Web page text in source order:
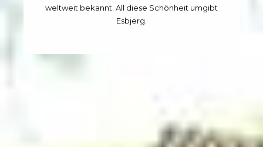
weltweit bekannt. All diese Schönheit umgibt
Esbjerg.